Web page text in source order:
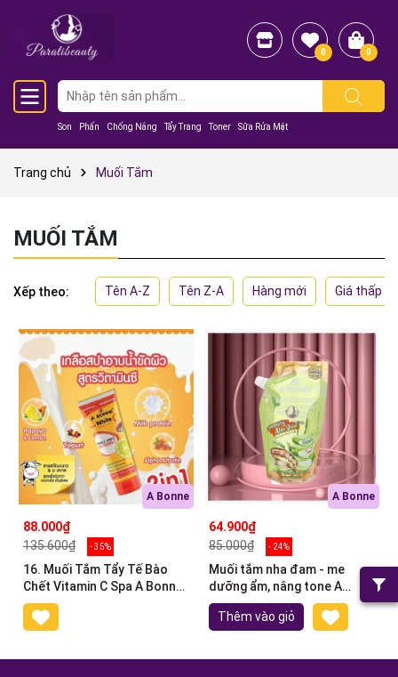
Son Phấn Chống Nắng Tẩy Trang Toner Sữa Rửa Mặt
0 0
Trang chủ Muối Tắm
MUỐI TẮM
Xếp theo: Tên A-Z Tên Z-A Hàng mới Giá thấp
A Bonne
88.000₫
135.600₫
- 35%
16. Muối Tắm Tẩy Tế Bào
Chết Vitamin C Spa A Bonne
Thái Lan 350g
A Bonne
64.900₫
85.000₫
- 24%
Muối tắm nha đam - me
dưỡng ẩm, nâng tone A
Bonne Whitening 350g
Thêm vào giỏ